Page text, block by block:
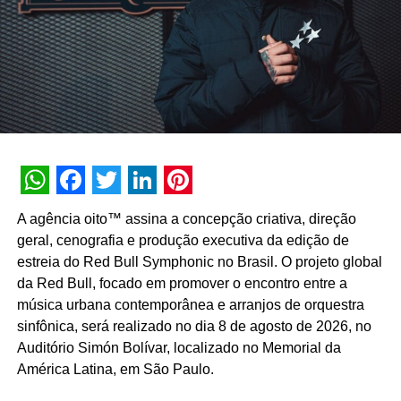
agência criou ainda todos os materiais, como wobblers,
cartazes, bobinas, gigantografia com as celebridades,
portais e take one com receitas preparadas com MID® e
FIT. A campanha também tem divulgação na TV, rádios e
redes sociais das marcas. Todas as informações estão no
site:www.promomidfit.com.br
TÓPICOS RELACIONADOS:
A SEGUIR
BFerraz lança “EUME”, nova marca do Grupo
Boticário
NÃO PERCA
Agência Incomum avalia 2019 e projeta
celebração de 25 anos
WhatsApp
Facebook
Twitter
LinkedIn
Pinterest
A agência oito™ assina a concepção criativa, direção
geral, cenografia e produção executiva da edição de
estreia do Red Bull Symphonic no Brasil. O projeto global
da Red Bull, focado em promover o encontro entre a
música urbana contemporânea e arranjos de orquestra
sinfônica, será realizado no dia 8 de agosto de 2026, no
Auditório Simón Bolívar, localizado no Memorial da
América Latina, em São Paulo.